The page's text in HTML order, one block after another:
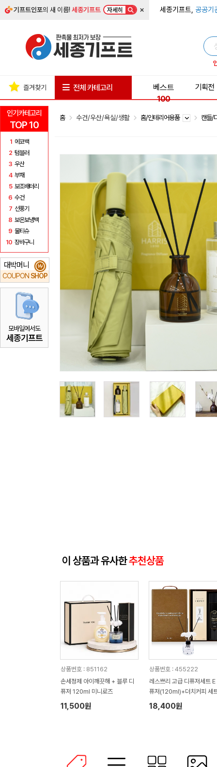
기프트인포의 새 이름!세종기프트 자세히 × 세종기프트, 공공기
인기카테고리
TOP 10
1 에코백
2 텀블러
3 우산
4 부채
5 보조배터리
6 수건
7 선풍기
8 보온보냉백
9 물티슈
10 장바구니
대박머니
COUPON SHOP
₩
모바일에서도
세종기프트
즐겨찾기 전체 카테고리
베스트
100
기획전
홈 수건/우산/욕실/생활 홈/인테리어용품 캔들/
이 상품과 유사한추천상품
상품번호 : 851162
손세정제 아이깨끗해 + 블루 디
퓨저 120ml 미니로즈
11,500원
상품번호 : 455222
레스쁘리 고급 디퓨저세트 E
퓨저(120ml)+더치커피 세
00ml)
18,400원